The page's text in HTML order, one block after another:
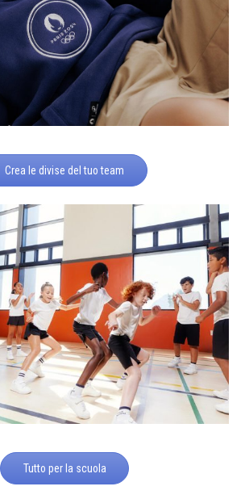
Crea le divise del tuo team
Tutto per la scuola